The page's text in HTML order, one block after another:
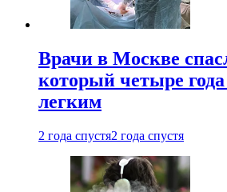
Врачи в Москве
который четыре
легким
2 года спустя2 года спустя